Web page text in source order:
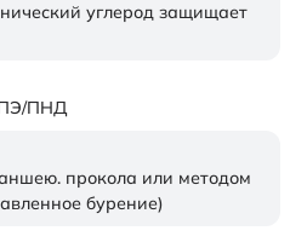
углерод защищает
ПЭ/ПНД
прокола или методом
бурение)